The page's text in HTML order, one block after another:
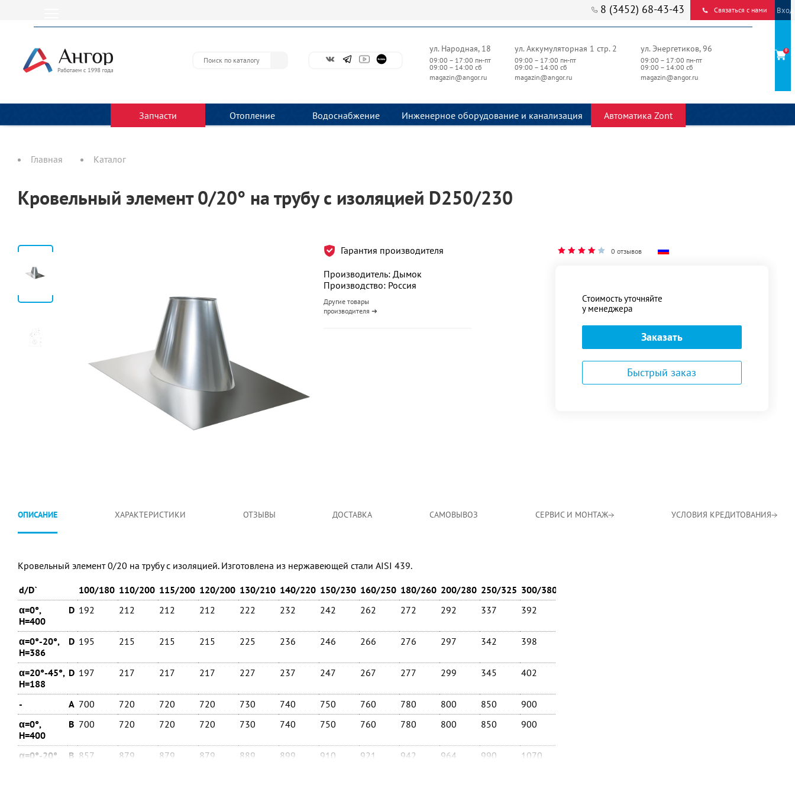
8 (3452) 68-43-43 Связаться с нами
ул. Народная, 18
09:00 – 17:00 пн-пт
09:00 – 14:00 сб
magazin@angor.ru
ул. Аккумуляторная 1 стр. 2
09:00 – 17:00 пн-пт
09:00 – 14:00 сб
magazin@angor.ru
ул. Энергетиков, 96
09:00 – 17:00 пн-пт
09:00 – 14:00 сб
magazin@angor.ru
Запчасти Отопление Водоснабжение Инженерное оборудование и канализация Автоматика Zont
Вход
0
Главная Каталог
Кровельный элемент 0/20° на трубу с изоляцией D250/230
Гарантия производителя
Производитель: Дымок
Производство: Россия
Другие товары
производителя ➜
0 отзывов
Стоимость уточняйте
у менеджера
Заказать
Быстрый заказ
ОПИСАНИЕ ХАРАКТЕРИСТИКИ ОТЗЫВЫ ДОСТАВКА САМОВЫВОЗ СЕРВИС И МОНТАЖ УСЛОВИЯ КРЕДИТОВАНИЯ
Кровельный элемент 0/20 на трубу с изоляцией. Изготовлена из нержавеющей стали AISI 439.
d/D` 100/180 110/200 115/200 120/200 130/210 140/220 150/230 160/250 180/260 200/280 250/325 300/380
α=0°,
H=400
D 192 212 212 212 222 232 242 262 272 292 337 392
α=0°-20°,
H=386
D 195 215 215 215 225 236 246 266 276 297 342 398
α=20°-45°,
H=188
D 197 217 217 217 227 237 247 267 277 299 345 402
- A 700 720 720 720 730 740 750 760 780 800 850
900
α=0°,
H=400
B 700 720 720 720 730 740 750 760 780 800 850 900
α=0°-20°,
B 857 879 879 879 889 899 910 921 942 964 990 1070